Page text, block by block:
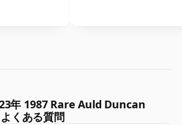
年 1987 Rare Auld Duncan
くある質問